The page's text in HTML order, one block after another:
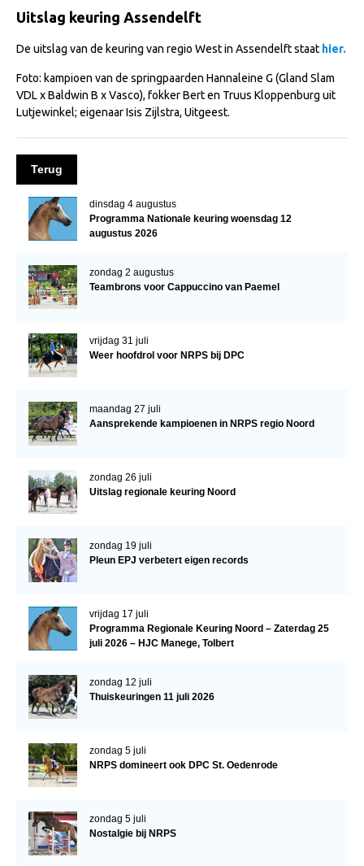
Import registratie
Informatie overschrijven paspoort
Marktplaats
Tarievenlijst
Veel gestelde vragen
Webshop
NRPS Select Sale
NRPS Keuringen
Hengstenkeuring
Late Veulenkeuring
Sport
Evenementen
Arabissimo
Veulenregistratie
Veulens en merries
Zoek een NRPS paard
Informatie aan je paard of pony toevoegen
Onze fokkerij
Uitslag keuring Assendelft
De uitslag van de keuring van regio West in Assendelft staat hier.
Foto: kampioen van de springpaarden Hannaleine G (Gland Slam
VDL x Baldwin B x Vasco), fokker Bert en Truus Kloppenburg uit
Lutjewinkel; eigenaar Isis Zijlstra, Uitgeest.
Terug
dinsdag 4 augustus
Programma Nationale keuring woensdag 12
augustus 2026
zondag 2 augustus
Teambrons voor Cappuccino van Paemel
vrijdag 31 juli
Weer hoofdrol voor NRPS bij DPC
maandag 27 juli
Aansprekende kampioenen in NRPS regio Noord
zondag 26 juli
Uitslag regionale keuring Noord
zondag 19 juli
Pleun EPJ verbetert eigen records
vrijdag 17 juli
Programma Regionale Keuring Noord – Zaterdag 25
juli 2026 – HJC Manege, Tolbert
zondag 12 juli
Thuiskeuringen 11 juli 2026
zondag 5 juli
NRPS domineert ook DPC St. Oedenrode
zondag 5 juli
Nostalgie bij NRPS